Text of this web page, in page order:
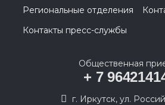
Региональные отделения
Контакты пресс-службы
Общественная
+ 7
г. Иркутск, ул.